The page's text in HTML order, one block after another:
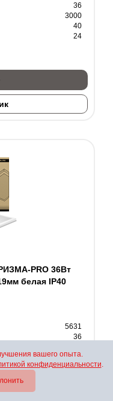
36
3000
40
24
PRO 36Вт
белая IP40
5631
36
40
24
вашего опыта.
конфиденциальности.